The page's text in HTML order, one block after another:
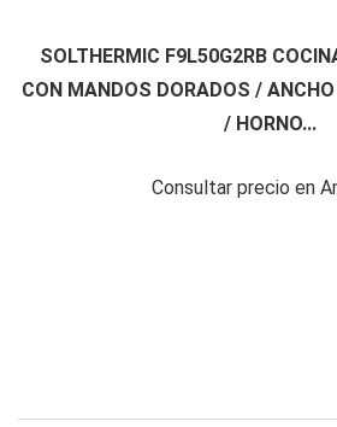
SOLTHERMIC F9L50G2RB
CON MANDOS DORADOS /
/ HORNO...
Consultar precio en